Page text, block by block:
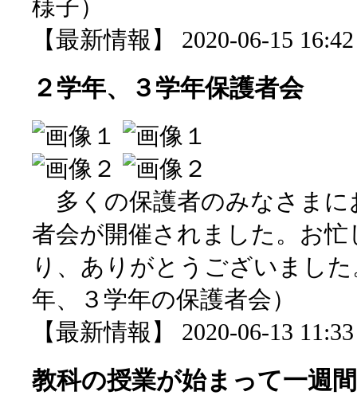
様子）
【最新情報】 2020-06-15
２学年、３学年保護者会
多くの保護者のみなさまに
者会が開催されました。お
り、ありがとうございまし
年、３学年の保護者会）
【最新情報】 2020-06-13
教科の授業が始まって一週間